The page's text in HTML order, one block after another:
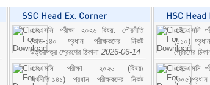
এসএসসি পরীক্ষা ২০২৬ বিষয়: পৌরনীতি
কোড-১৪০ প্রধান পরীক্ষকদের নিকট
উত্তরপত্র প্রেরণের ঠিকানা 2026-06-14
এসএসসি পরীক্ষা- ২০২৬ (বিষয়ঃ
অর্থনীতি-১৪১) প্রধান পরীক্ষকদের নিকট
এইচএসসি
(১১০)
প্রেরণের
এইচএসসি